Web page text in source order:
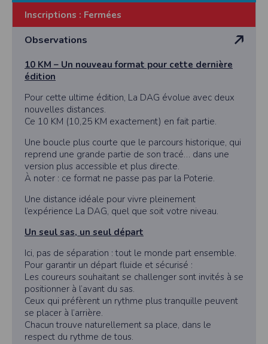
Inscriptions : Fermées
Observations
10 KM – Un nouveau format pour cette dernière
édition
Pour cette ultime édition, La DAG évolue avec deux
nouvelles distances.
Ce 10 KM (10,25 KM exactement) en fait partie.
Une boucle plus courte que le parcours historique, qui
reprend une grande partie de son tracé… dans une
version plus accessible et plus directe.
À noter : ce format ne passe pas par la Poterie.
Une distance idéale pour vivre pleinement
l’expérience La DAG, quel que soit votre niveau.
Un seul sas, un seul départ
Ici, pas de séparation : tout le monde part ensemble.
Pour garantir un départ fluide et sécurisé :
Les coureurs souhaitant se challenger sont invités à se
positionner à l’avant du sas.
Ceux qui préfèrent un rythme plus tranquille peuvent
se placer à l’arrière.
Chacun trouve naturellement sa place, dans le
respect du rythme de tous.
concernent.
en nous contactant ici
.Vous pouvez également, pour des motifs légitimes, vous opposer au traitement
Conditions générales d'utilisation de
l'application Timepulse :
Informations sur la localisation
Nous collectons et traitons les informations de localisation lorsque vous vous
inscrivez et utilisez les services. Conformément à notre politique de
confidentialité, nous ne suivons pas la localisation de votre appareil lorsque
synchronisation de base, il est nécessaire de suivre la localisation de votre
appareil lorsque vous utilisez l'application. Si vous souhaitez mettre fin au suivi
de la localisation de votre appareil, vous pouvez le faire à tout moment en
ajustant les paramètres de votre appareil.
Partage d'informations entre utilisateurs.
Cette application nécessite des autorisations pour l'appareil photo si
l'utilisateur souhaite télécharger une photo dans la galerie. Nous recueillons
des informations à partir des photos que vous partagez.
Cette application ne requiert pas d'informations de vos contacts.
Informations sur le paiement
Aucun paiement n'étant effectué dans l'application, aucune information sur
vos cartes de crédit ou de débit ne sera collectée.